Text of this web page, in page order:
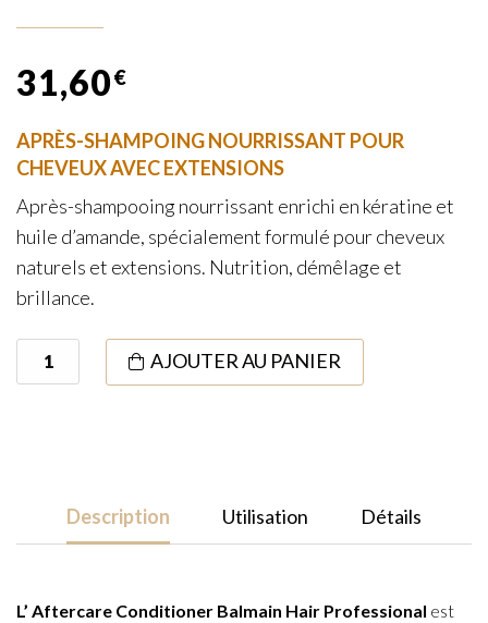
31,60€
APRÈS-SHAMPOING NOURRISSANT POUR
CHEVEUX AVEC EXTENSIONS
Après-shampooing nourrissant enrichi en kératine et
huile d’amande, spécialement formulé pour cheveux
naturels et extensions. Nutrition, démêlage et
brillance.
quantité
de
AJOUTER AU PANIER
Description Utilisation Détails
L’ Aftercare Conditioner Balmain Hair Professional est